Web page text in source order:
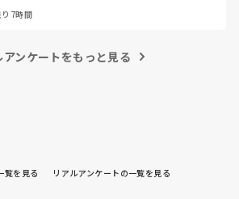
で教えてください)
り7時間
アンケートをもっと見る
覧を見る リアルアンケートの一覧を見る